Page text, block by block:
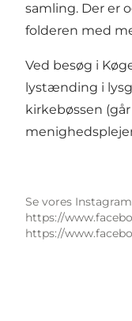
samling. Der er
folderen med
Ved besøg i
lystænding i
kirkebøssen
Se vores
https://
https://